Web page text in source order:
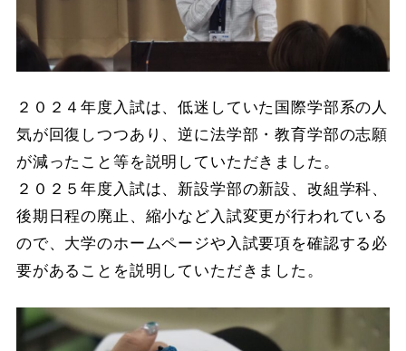
２０２４年度入試は、低迷していた国際学部系の人
気が回復しつつあり、逆に法学部・教育学部の志願
が減ったこと等を説明していただきました。
２０２５年度入試は、新設学部の新設、改組学科、
後期日程の廃止、縮小など入試変更が行われている
ので、大学のホームページや入試要項を確認する必
要があることを説明していただきました。